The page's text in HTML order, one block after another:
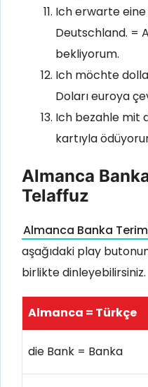
Ich erwarte
Deutschland. =
bekliyorum.
Ich möchte
Doları euroya
Ich bezahle mit
kartıyla
Almanca
Telaffuz
Almanca Banka
aşağıdaki play
birlikte dinleyebilirsiniz.
Almanca = Türkçe
die Bank = Banka